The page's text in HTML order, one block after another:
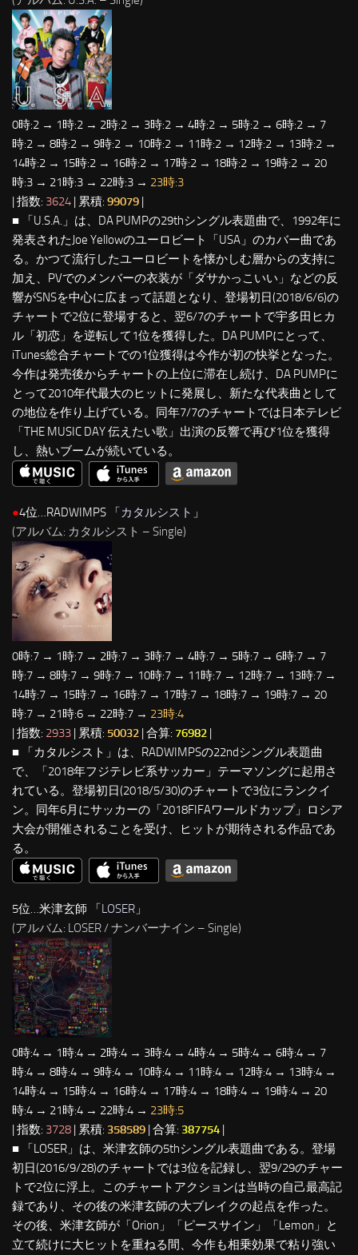
0時:2 → 1時:2 → 2時:2 → 3時:2 → 4時:2 → 5時:2 → 6時:2 → 7
時:2 → 8時:2 → 9時:2 → 10時:2 → 11時:2 → 12時:2 → 13時:2 →
14時:2 → 15時:2 → 16時:2 → 17時:2 → 18時:2 → 19時:2 → 20
時:3 → 21時:3 → 22時:3 → 23時:3
| 指数: 3624 | 累積: 99079
■ 「U.S.A.」は、DA PUMPの29thシングル表題曲で、1992年に
発表されたJoe Yellowのユーロビート「USA」のカバー曲であ
る。かつて流行したユーロビートを懐かしむ層からの支持に
加え、PVでのメンバーの衣装が「ダサかっこいい」などの反
響がSNSを中心に広まって話題となり、登場初日(2018/6/6)の
チャートで2位に登場すると、翌6/7のチャートで宇多田ヒカ
ル「初恋」を逆転して1位を獲得した。DA PUMPにとって、
iTunes総合チャートでの1位獲得は今作が初の快挙となった。
今作は発売後からチャートの上位に滞在し続け、DA PUMPに
とって2010年代最大のヒットに発展し、新たな代表曲として
の地位を作り上げている。同年7/7のチャートでは日本テレビ
「THE MUSIC DAY 伝えたい歌」出演の反響で再び1位を獲得
し、熱いブームが続いている。
●4位…RADWIMPS 「カタルシスト 」
(アルバム: カタルシスト – Single)
0時:7 → 1時:7 → 2時:7 → 3時:7 → 4時:7 → 5時:7 → 6時:7 → 7
時:7 → 8時:7 → 9時:7 → 10時:7 → 11時:7 → 12時:7 → 13時:7 →
14時:7 → 15時:7 → 16時:7 → 17時:7 → 18時:7 → 19時:7 → 20
時:7 → 21時:6 → 22時:7 → 23時:4
| 指数: 2933 | 累積: 50032 | 合算: 76982 |
■ 「カタルシスト」は、RADWIMPSの22ndシングル表題曲
で、「2018年フジテレビ系サッカー」テーマソングに起用さ
れている。登場初日(2018/5/30)のチャートで3位にランクイ
ン。同年6月にサッカーの「2018FIFAワールドカップ」ロシア
大会が開催されることを受け、ヒットが期待される作品であ
る。
5位…米津玄師 「LOSER 」
(アルバム: LOSER / ナンバーナイン – Single)
0時:4 → 1時:4 → 2時:4 → 3時:4 → 4時:4 → 5時:4 → 6時:4 → 7
時:4 → 8時:4 → 9時:4 → 10時:4 → 11時:4 → 12時:4 → 13時:4 →
14時:4 → 15時:4 → 16時:4 → 17時:4 → 18時:4 → 19時:4 → 20
時:4 → 21時:4 → 22時:4 → 23時:5
| 指数: 3728 | 累積: 358589 | 合算: 387754 |
■ 「LOSER」は、米津玄師の5thシングル表題曲である。登場
初日(2016/9/28)のチャートでは3位を記録し、翌9/29のチャー
トで2位に浮上。このチャートアクションは当時の自己最高記
録であり、その後の米津玄師の大ブレイクの起点を作った。
その後、米津玄師が「Orion」「ピースサイン」「Lemon」と
立て続けに大ヒットを重ねる間、今作も相乗効果で粘り強い